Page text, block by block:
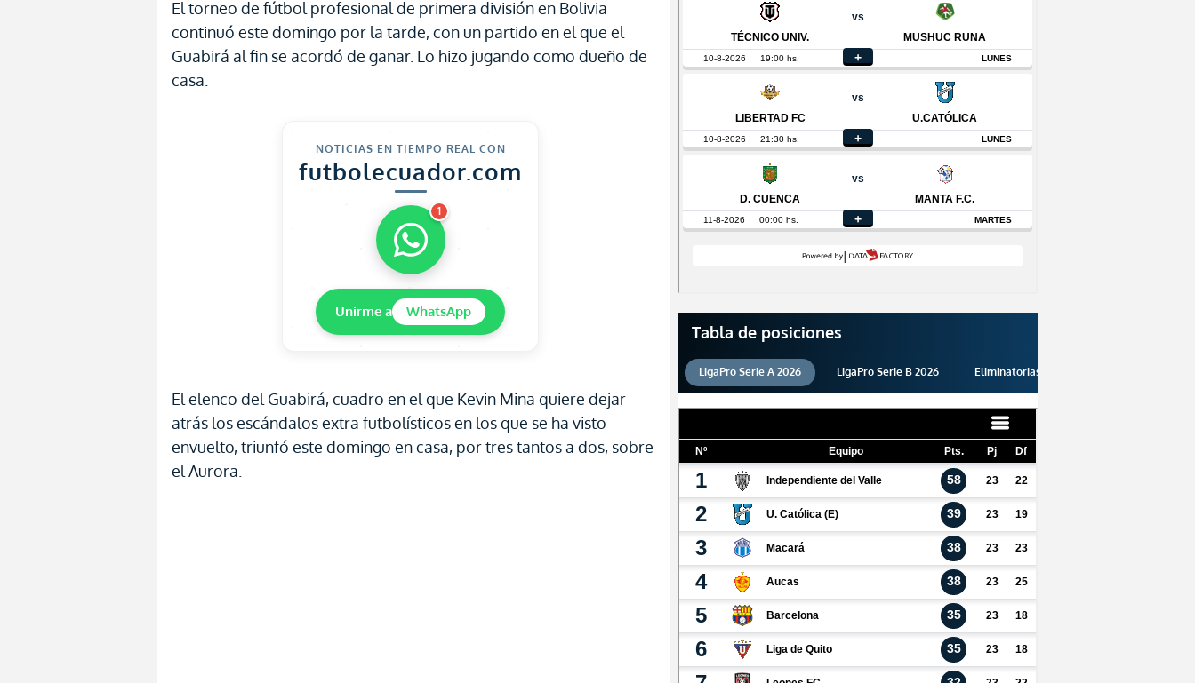
El torneo de fútbol profesional de primera división en Bolivia
continuó este domingo por la tarde, con un partido en el que el
Guabirá al fin se acordó de ganar. Lo hizo jugando como dueño de
casa.
NOTICIAS EN TIEMPO REAL CON
futbolecuador.com
1
Unirme a WhatsApp
El elenco del Guabirá, cuadro en el que Kevin Mina quiere dejar
atrás los escándalos extra futbolísticos en los que se ha visto
envuelto, triunfó este domingo en casa, por tres tantos a dos, sobre
el Aurora.
Tabla de posiciones
LigaPro Serie A 2026 LigaPro Serie B 2026 Eliminatorias 2026